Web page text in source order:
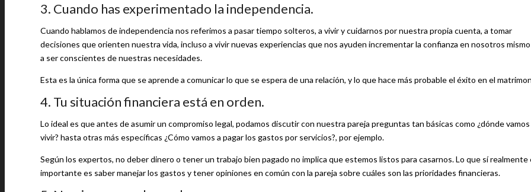
3. Cuando has experimentado la independencia.
Cuando hablamos de independencia nos referimos a pasar tiempo solteros, a vivir y cuidarnos por nuestra propia cuenta, a tomar
decisiones que orienten nuestra vida, incluso a vivir nuevas experiencias que nos ayuden incrementar la confianza en nosotros
a ser conscientes de nuestras necesidades.
Esta es la única forma que se aprende a comunicar lo que se espera de una relación, y lo que hace más probable el éxito en el
4. Tu situación financiera está en orden.
Lo ideal es que antes de asumir un compromiso legal, podamos discutir con nuestra pareja preguntas tan básicas como ¿dónde vamos
vivir? hasta otras más específicas ¿Cómo vamos a pagar los gastos por servicios?, por ejemplo.
Según los expertos, no deber dinero o tener un trabajo bien pagado no implica que estemos listos para casarnos. Lo que sí realmente
importante es saber manejar los gastos y tener opiniones en común con la pareja sobre cuáles son las prioridades financieras.